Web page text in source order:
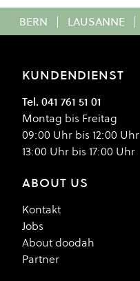
BERN | LAUSANNE |
KUNDENDIENST
Tel. 041 761 51 01
Montag bis Freitag
09:00 Uhr bis 12:00 Uhr
13:00 Uhr bis 17:00 Uhr
ABOUT US
Kontakt
Jobs
About doodah
Partner